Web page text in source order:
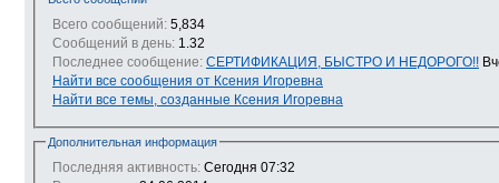
Всего сообщений: 5,834
Сообщений в день: 1.32
Последнее сообщение: СЕРТИФИКАЦИЯ, БЫСТРО И НЕДОРОГО!!
Найти все сообщения от Ксения Игоревна
Найти все темы, созданные Ксения Игоревна
Дополнительная информация
Последняя активность: Сегодня 07:32